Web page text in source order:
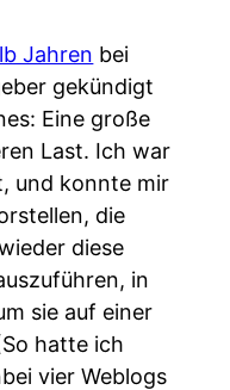
Jahren bei
gekündigt
Eine große
Last. Ich war
und konnte mir
die
diese
in
sie auf einer
hatte ich
vier Weblogs